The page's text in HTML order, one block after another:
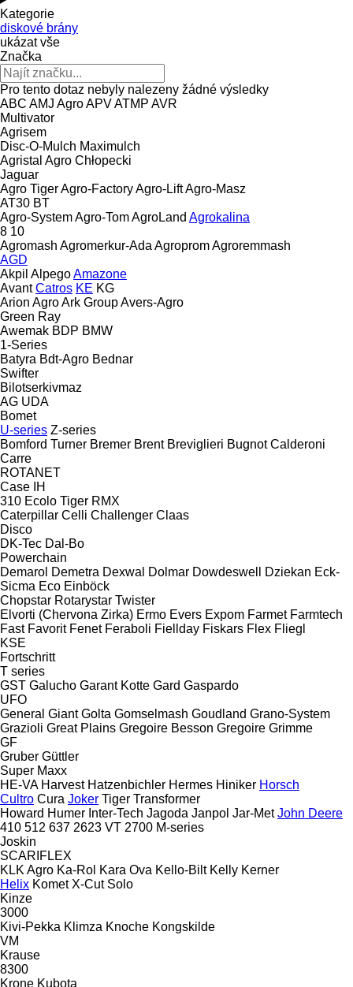
Kategorie
diskové brány
ukázat vše
Značka
Pro tento dotaz nebyly nalezeny žádné výsledky
ABC AMJ AgroAPVATMP AVR
Multivator
Agrisem
Disc-O-Mulch Maximulch
Agristal Agro Chłopecki
Jaguar
Agro TigerAgro-FactoryAgro-LiftAgro-Masz
AT30 BT
Agro-SystemAgro-TomAgroLand Agrokalina
8 10
Agromash Agromerkur-Ada AgropromAgroremmash
AGD
Akpil AlpegoAmazone
Avant Catros KE KG
Arion AgroArk GroupAvers-Agro
Green Ray
Awemak BDP BMW
1-Series
Batyra Bdt-Agro Bednar
Swifter
Bilotserkivmaz
AG UDA
Bomet
U-series Z-series
Bomford Turner Bremer Brent Breviglieri Bugnot Calderoni
Carre
ROTANET
Case IH
310 Ecolo Tiger RMX
Caterpillar Celli Challenger Claas
Disco
DK-Tec Dal-Bo
Powerchain
Demarol Demetra Dexwal Dolmar Dowdeswell Dziekan Eck-
Sicma Eco Einböck
Chopstar Rotarystar Twister
Elvorti (Chervona Zirka) Ermo Evers Expom Farmet Farmtech
Fast Favorit Fenet Feraboli Fiellday Fiskars Flex Fliegl
KSE
Fortschritt
T series
GST Galucho Garant Kotte Gard Gaspardo
UFO
General Giant Golta Gomselmash Goudland Grano-System
Grazioli Great Plains Gregoire Besson Gregoire Grimme
GF
Gruber Güttler
Super Maxx
HE-VA Harvest Hatzenbichler Hermes Hiniker Horsch
Cultro Cura Joker Tiger Transformer
Howard Humer Inter-Tech Jagoda Janpol Jar-Met John Deere
410 512 637 2623 VT 2700 M-series
Joskin
SCARIFLEX
KLK Agro Ka-Rol Kara Ova Kello-Bilt Kelly Kerner
Helix Komet X-Cut Solo
Kinze
3000
Kivi-Pekka Klimza Knoche Kongskilde
VM
Krause
8300
Krone Kubota